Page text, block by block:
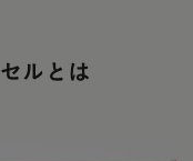
ルとは